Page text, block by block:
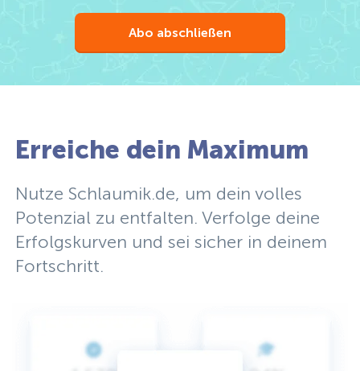
Abo abschließen
Erreiche dein Maximum
Nutze Schlaumik.de, um dein volles
Potenzial zu entfalten. Verfolge deine
Erfolgskurven und sei sicher in deinem
Fortschritt.